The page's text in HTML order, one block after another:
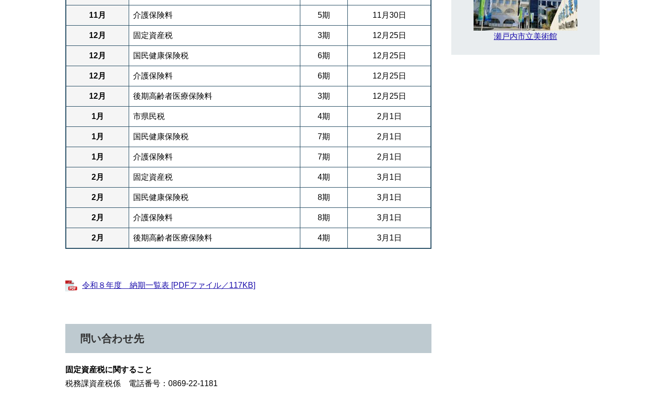
11月 介護保険料 5期 11月30日
12月 固定資産税 3期 12月25日
12月 国民健康保険税 6期 12月25日
12月 介護保険料 6期 12月25日
12月 後期高齢者医療保険料 3期 12月25日
1月 市県民税 4期 2月1日
1月 国民健康保険税 7期 2月1日
1月 介護保険料 7期 2月1日
2月 固定資産税 4期 3月1日
2月 国民健康保険税 8期 3月1日
2月 介護保険料 8期 3月1日
2月 後期高齢者医療保険料 4期 3月1日
令和８年度 納期一覧表 [PDFファイル／117KB]
問い合わせ先
固定資産税に関すること
税務課資産税係 電話番号：0869-22-1181
瀬戸内市立美術館